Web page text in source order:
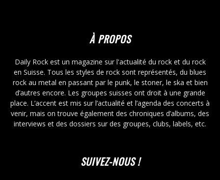
À PROPOS
Daily Rock est un magazine sur l'actualité du rock et du rock
en Suisse. Tous les styles de rock sont représentés, du blues
rock au metal en passant par le punk, le stoner, le ska et bien
d’autres encore. Les groupes suisses ont droit à une grande
place. L’accent est mis sur l’actualité et l’agenda des concerts à
venir, mais on trouve également des chroniques d’albums, des
interviews et des dossiers sur des groupes, clubs, labels, etc.
SUIVEZ-NOUS !